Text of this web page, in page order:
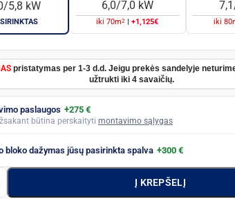
5,8 kW 6,0/7,0 kW
iki70m2 +1,125€ iki80
pristatymas per 1-3 d.d. Jeigu prekės sandelyje
užtrukti iki 4 savaičių.
paslaugos +275 €
būtina perskaityti montavimo sąlygas
bloko dažymas jūsų pasirinkta spalva +300 €
Į KREPŠELĮ